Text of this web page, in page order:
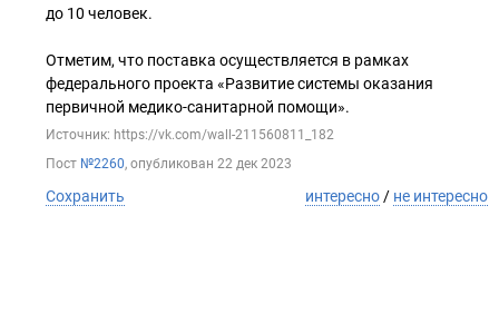
до 10 человек.
Отметим, что поставка осуществляется в рамках
федерального проекта «Развитие системы оказания
первичной медико-санитарной помощи».
Источник: https://vk.com/wall-211560811_182
Пост №2260, опубликован 22 дек 2023
Сохранить интересно / не интересно